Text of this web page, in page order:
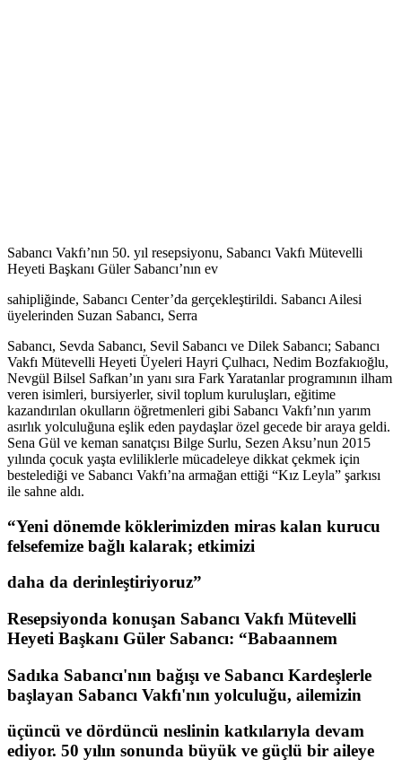
Sabancı Vakfı’nın 50. yıl resepsiyonu, Sabancı Vakfı Mütevelli
Heyeti Başkanı Güler Sabancı’nın ev
sahipliğinde, Sabancı Center’da gerçekleştirildi. Sabancı Ailesi
üyelerinden Suzan Sabancı, Serra
Sabancı, Sevda Sabancı, Sevil Sabancı ve Dilek Sabancı; Sabancı
Vakfı Mütevelli Heyeti Üyeleri Hayri Çulhacı, Nedim Bozfakıoğlu,
Nevgül Bilsel Safkan’ın yanı sıra Fark Yaratanlar programının ilham
veren isimleri, bursiyerler, sivil toplum kuruluşları, eğitime
kazandırılan okulların öğretmenleri gibi Sabancı Vakfı’nın yarım
asırlık yolculuğuna eşlik eden paydaşlar özel gecede bir araya geldi.
Sena Gül ve keman sanatçısı Bilge Surlu, Sezen Aksu’nun 2015
yılında çocuk yaşta evliliklerle mücadeleye dikkat çekmek için
bestelediği ve Sabancı Vakfı’na armağan ettiği “Kız Leyla” şarkısı
ile sahne aldı.
“Yeni dönemde köklerimizden miras kalan kurucu
felsefemize bağlı kalarak; etkimizi
daha da derinleştiriyoruz”
Resepsiyonda konuşan Sabancı Vakfı Mütevelli
Heyeti Başkanı Güler Sabancı: “Babaannem
Sadıka Sabancı'nın bağışı ve Sabancı Kardeşlerle
başlayan Sabancı Vakfı'nın yolculuğu, ailemizin
üçüncü ve dördüncü neslinin katkılarıyla devam
ediyor. 50 yılın sonunda büyük ve güçlü bir aileye